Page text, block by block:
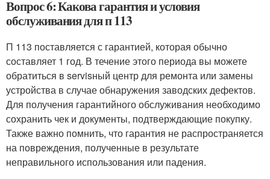
Вопрос 6: Какова гарантия и условия
обслуживания для п 113
П 113 поставляется с гарантией, которая обычно
составляет 1 год. В течение этого периода вы можете
обратиться в servisный центр для ремонта или замены
устройства в случае обнаружения заводских дефектов.
Для получения гарантийного обслуживания необходимо
сохранить чек и документы, подтверждающие покупку.
Также важно помнить, что гарантия не распространяется
на повреждения, полученные в результате
неправильного использования или падения.